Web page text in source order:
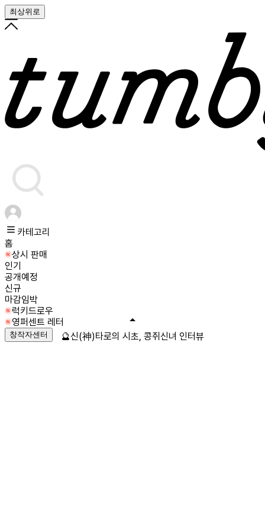
최상위로
카테고리
홈
상시 판매
인기
공개예정
신규
마감임박
럭키드로우
영퍼센트 레터
창작자센터 🔮신(神)타로의 시초, 콩쥐신녀 인터뷰